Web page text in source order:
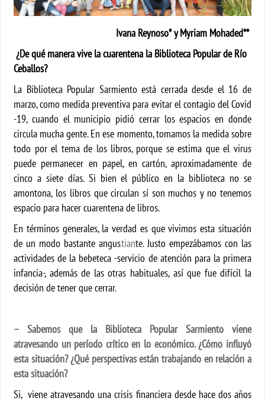
Ivana Reynoso* y Myriam Mohaded**
¿De qué manera vive la cuarentena la Biblioteca Popular de Río
Ceballos?
La Biblioteca Popular Sarmiento está cerrada desde el 16 de
marzo, como medida preventiva para evitar el contagio del Covid
-19, cuando el municipio pidió cerrar los espacios en donde
circula mucha gente. En ese momento, tomamos la medida sobre
todo por el tema de los libros, porque se estima que el virus
puede permanecer en papel, en cartón, aproximadamente de
cinco a siete días. Si bien el público en la biblioteca no se
amontona, los libros que circulan sí son muchos y no tenemos
espacio para hacer cuarentena de libros.
En términos generales, la verdad es que vivimos esta situación
de un modo bastante angustiante. Justo empezábamos con las
actividades de la bebeteca -servicio de atención para la primera
infancia-, además de las otras habituales, así que fue difícil la
decisión de tener que cerrar.
– Sabemos que la Biblioteca Popular Sarmiento viene
atravesando un período crítico en lo económico. ¿Cómo influyó
esta situación? ¿Qué perspectivas están trabajando en relación a
esta situación?
Si, viene atravesando una crisis financiera desde hace dos años